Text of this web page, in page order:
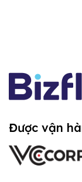
Được vận